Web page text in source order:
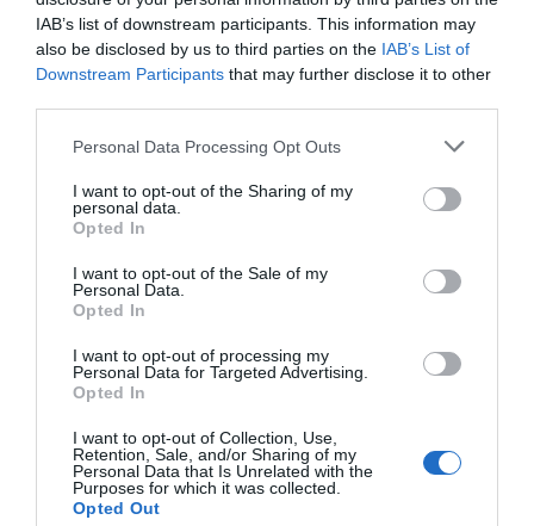
IAB’s list of downstream participants. This information may
also be disclosed by us to third parties on the IAB’s List of
Downstream Participants that may further disclose it to other
Personal Data Processing Opt Outs
I want to opt-out of the Sharing of my
personal data.
Opted In
I want to opt-out of the Sale of my
Personal Data.
Opted In
I want to opt-out of processing my
Personal Data for Targeted Advertising.
Opted In
I want to opt-out of Collection, Use,
Retention, Sale, and/or Sharing of my
Personal Data that Is Unrelated with the
Purposes for which it was collected.
Opted Out
Cartão amarelo
Pedro Caldas
2-5 Martim Ferreira
(penálti)
10'
2-6 Lourenço
2-7 Tomás Martins
Timeout Sp. Alenquer
2ªP
Defesa de penálti
13'
Penálti falhado